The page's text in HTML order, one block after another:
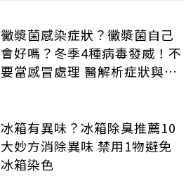
黴漿菌感染症狀？黴漿菌自己
會好嗎？冬季4種病毒發威！不
要當感冒處理 醫解析症狀與治
冰箱有異味？冰箱除臭推薦10
大妙方消除異味 禁用1物避免
冰箱染色